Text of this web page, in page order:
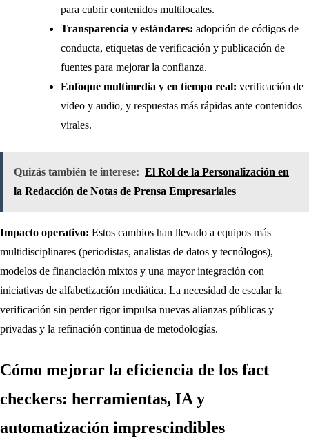
para cubrir contenidos multilocales.
Transparencia y estándares: adopción de códigos de
conducta, etiquetas de verificación y publicación de
fuentes para mejorar la confianza.
Enfoque multimedia y en tiempo real: verificación de
video y audio, y respuestas más rápidas ante contenidos
virales.
Quizás también te interese: El Rol de la Personalización en
la Redacción de Notas de Prensa Empresariales
Impacto operativo: Estos cambios han llevado a equipos más
multidisciplinares (periodistas, analistas de datos y tecnólogos),
modelos de financiación mixtos y una mayor integración con
iniciativas de alfabetización mediática. La necesidad de escalar la
verificación sin perder rigor impulsa nuevas alianzas públicas y
privadas y la refinación continua de metodologías.
Cómo mejorar la eficiencia de los fact
checkers: herramientas, IA y
automatización imprescindibles